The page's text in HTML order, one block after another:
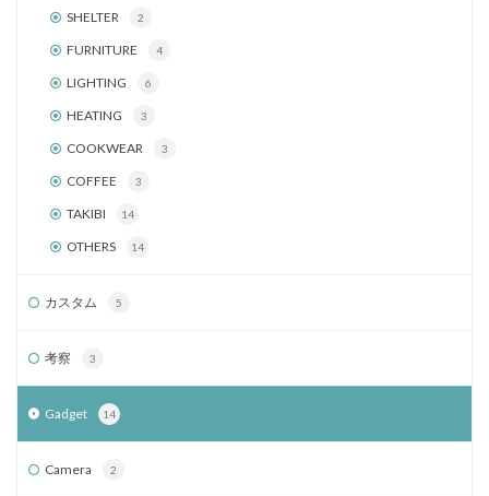
SHELTER 2
FURNITURE 4
LIGHTING 6
HEATING 3
COOKWEAR 3
COFFEE 3
TAKIBI 14
OTHERS 14
カスタム 5
考察 3
Gadget 14
Camera 2